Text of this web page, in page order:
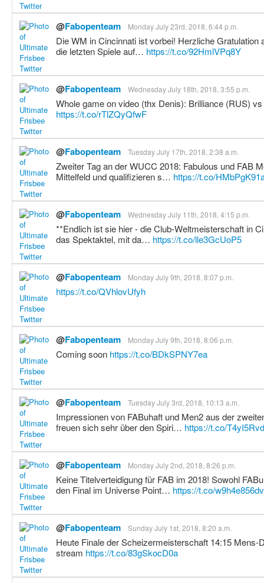
@Fabopenteam Monday July 23rd, 2018, 6:44 p.m.
Die WM in Cincinnati ist vorbei! Herzliche Gratulation
die letzten Spiele auf… https://t.co/92HmlVPq8Y
@Fabopenteam Wednesday July 18th, 2018, 3:55 p.m.
Whole game on video (thx Denis): Brilliance (RUS)
https://t.co/rTlZQyQfwF
@Fabopenteam Tuesday July 17th, 2018, 2:38 a.m.
Zweiter Tag an der WUCC 2018: Fabulous und FAB
Mittelfeld und qualifizieren s… https://t.co/
@Fabopenteam Wednesday July 11th, 2018, 4:15 p.m.
**Endlich ist sie hier - die Club-Weltmeisterschaft in
das Spektaktel, mit da… https://t.co/lle3GcUoP5
@Fabopenteam Monday July 9th, 2018, 8:07 p.m.
https://t.co/QVhlovUfyh
@Fabopenteam Monday July 9th, 2018, 8:06 p.m.
Coming soon https://t.co/BDkSPNY7ea
@Fabopenteam Tuesday July 3rd, 2018, 10:13 a.m.
Impressionen von FABuhaft und Men2 aus der
freuen sich sehr über den Spiri… https://t.co/
@Fabopenteam Monday July 2nd, 2018, 8:26 p.m.
Keine Titelverteidigung für FAB im 2018! Sowohl
den Final im Universe Point… https://t.co/w9h4e856dv
@Fabopenteam Sunday July 1st, 2018, 8:20 a.m.
Heute Finale der Scheizermeisterschaft 14:15
stream https://t.co/83gSkocD0a